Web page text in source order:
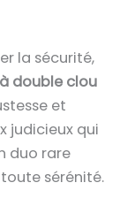
la sécurité,
double clou
et
judicieux qui
duo rare
sérénité.